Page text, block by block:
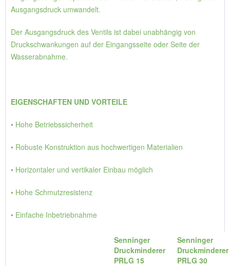
Ausgangsdruck umwandelt.
Der Ausgangsdruck des Ventils ist dabei unabhängig von
Druckschwankungen auf der Eingangsseite oder Seite der
Wasserabnahme.
EIGENSCHAFTEN UND VORTEILE
• Hohe Betriebssicherheit
• Robuste Konstruktion aus hochwertigen Materialien
• Horizontaler und vertikaler Einbau möglich
• Hohe Schmutzresistenz
• Einfache Inbetriebnahme
Senninger
Druckminderer
PRLG 15
Senninger
Druckminderer
PRLG 30